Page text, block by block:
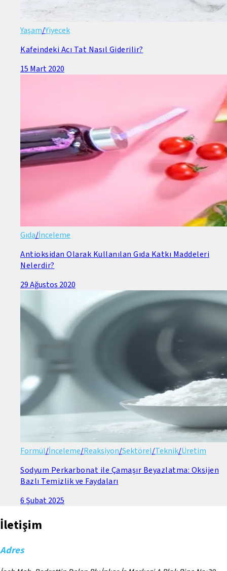
Yaşam/Yiyecek
Kafeindeki Acı Tat Nasıl Giderilir?
15 Mart 2020
Gıda/İnceleme
Antioksidan Olarak Kullanılan Gıda Katkı Maddeleri
Nelerdir?
29 Ağustos 2020
Formül/İnceleme/Reaksiyon/Sektörel/Teknik/Üretim
Sodyum Perkarbonat ile Çamaşır Beyazlatma: Oksijen
Bazlı Temizlik ve Faydaları
6 Şubat 2025
İletişim
Adres